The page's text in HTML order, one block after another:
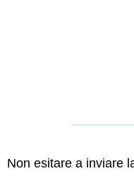
Non esitare a inviare